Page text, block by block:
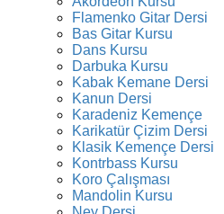
Flamenko Gitar Dersi
Bas Gitar Kursu
Dans Kursu
Darbuka Kursu
Kabak Kemane Dersi
Kanun Dersi
Karadeniz Kemençe
Karikatür Çizim Dersi
Klasik Kemençe Dersi
Kontrbass Kursu
Koro Çalışması
Mandolin Kursu